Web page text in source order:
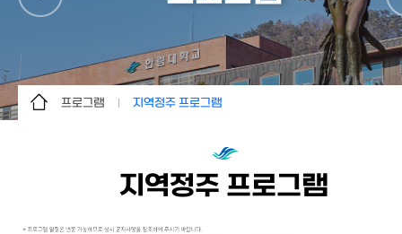
프로그램
멘토단 및 협력기관
지역정주 프로그램
G-Stay 활동
G-Stay 영상
지역정주 프로그램